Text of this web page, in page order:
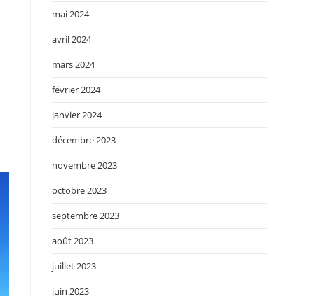
mai 2024
avril 2024
mars 2024
février 2024
janvier 2024
décembre 2023
novembre 2023
octobre 2023
septembre 2023
août 2023
juillet 2023
juin 2023